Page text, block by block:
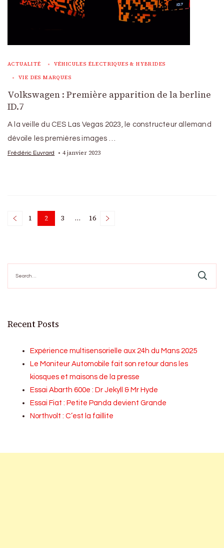
ACTUALITÉ VÉHICULES ÉLECTRIQUES & HYBRIDES
VIE DES MARQUES
Volkswagen : Première apparition de la berline
ID.7
A la veille du CES Las Vegas 2023, le constructeur allemand
dévoile les premières images …
Frédéric Euvrard 4 janvier 2023
Posts
Page
1 Page
2 Page
3 … Page
16
for:
Recent Posts
Expérience multisensorielle aux 24h du Mans 2025
Le Moniteur Automobile fait son retour dans les
kiosques et maisons de la presse
Essai Abarth 600e : Dr Jekyll & Mr Hyde
Essai Fiat : Petite Panda devient Grande
Northvolt : C’est la faillite